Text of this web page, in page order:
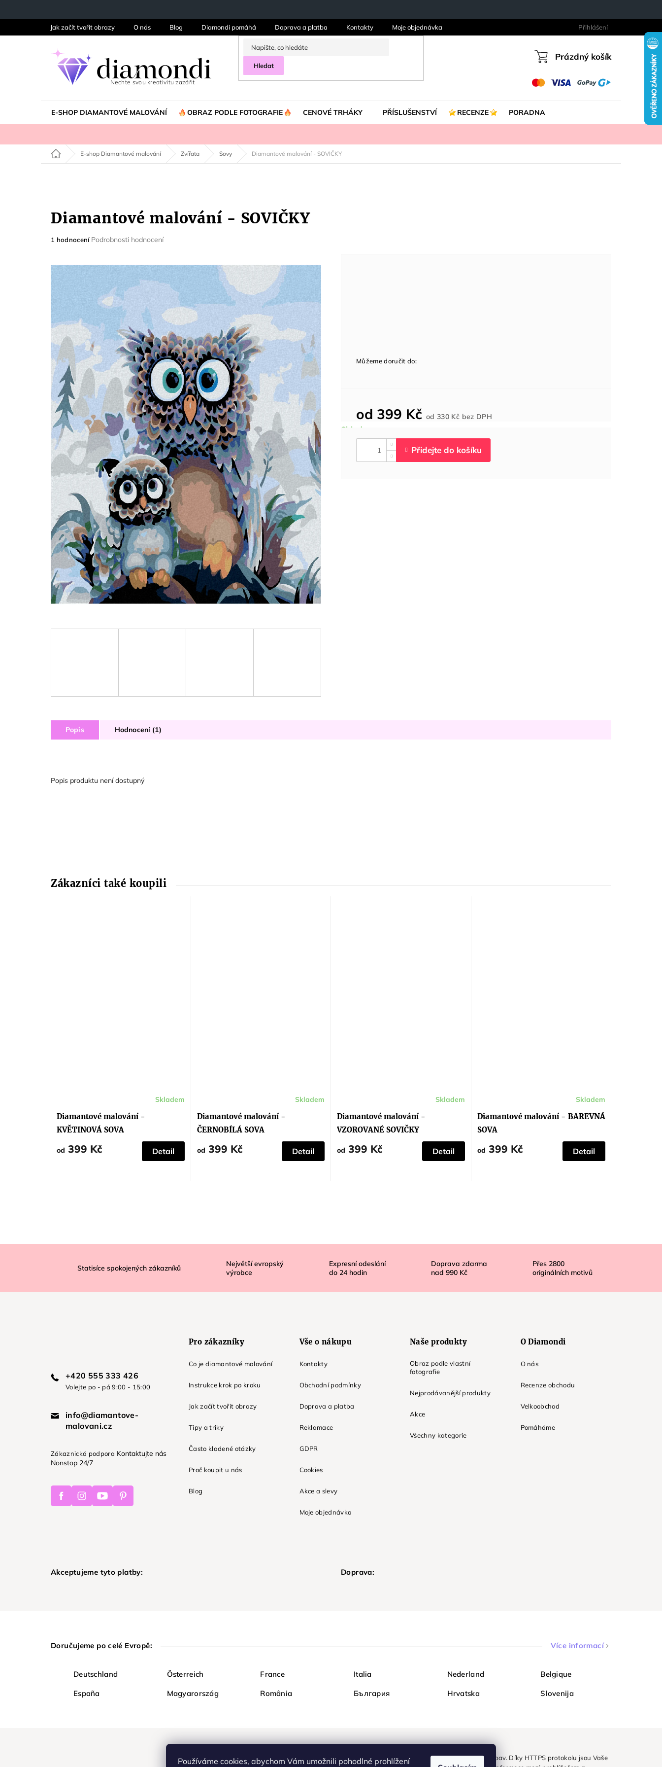
Používáme cookies, abychom Vám umožnili pohodlné prohlížení
Jak začít tvořit obrazy O nás Blog Diamondi pomáhá Doprava a platba Kontakty Moje objednávka Přihlášení
Hledat
Nákupní
Prázdný košík
E-SHOP DIAMANTOVÉ MALOVÁNÍ OBRAZ PODLE FOTOGRAFIE CENOVÉ TRHÁKY PŘÍSLUŠENSTVÍ RECENZE PORADNA
Domů E-shop Diamantové malování Zvířata Sovy Diamantové malování - SOVIČKY
Diamantové malování - SOVIČKY
Průměrné
je
5,0
hvězdiček.
1 hodnocení Podrobnosti hodnocení
od 399 Kč od330 Kč bez DPHcena:
Můžeme doručit do:
Popis Hodnocení (1)
Popis produktu není dostupný
Diamantové malování -
KVĚTINOVÁ SOVA
Skladem
od 399 Kč Detail
Diamantové malování -
ČERNOBÍLÁ SOVA
Skladem
od 399 Kč Detail
Diamantové malování -
VZOROVANÉ SOVIČKY
Skladem
od 399 Kč Detail
Diamantové malování - BAREVNÁ
SOVA
produktu
je
5,0
z
hvězdiček.
Skladem
od 399 Kč Detail
a
Statisíce spokojených zákazníků
Největší evropský
výrobce
Expresní odeslání
do 24hodin
Doprava zdarma
nad 990 Kč
Přes 2800
originálních motivů
+420 555 333 426
Volejte po - pá 9:00 - 15:00
info@diamantove-
malovani.cz
Zákaznická podpora Kontaktujte nás
Nonstop 24/7
FacebookInstagramYoutubePinterest
Pro zákazníky
Co je diamantové malování
Instrukce krok po kroku
Jak začít tvořit obrazy
Tipy a triky
Často kladené otázky
Proč koupit u nás
Blog
Vše o nákupu
Kontakty
Obchodní podmínky
Doprava a platba
Reklamace
GDPR
Cookies
Akce a slevy
Moje objednávka
Naše produkty
Obraz podle vlastní
fotografie
Nejprodávanější produkty
Akce
Všechny kategorie
O Diamondi
O nás
Recenze obchodu
Velkoobchod
Pomáháme
Akceptujeme tyto platby: Doprava:
Doručujeme po celé Evropě: Více informací
Deutschland Österreich France Italia Nederland Belgique
España Magyarország România България Hrvatska Slovenija
Nakupujte na Diamondi bezpečně a bez obav. Díky HTTPS protokolu jsou Vaše